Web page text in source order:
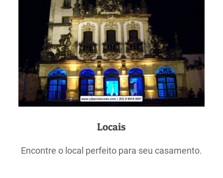
Locais
Encontre o local perfeito para seu casamento.